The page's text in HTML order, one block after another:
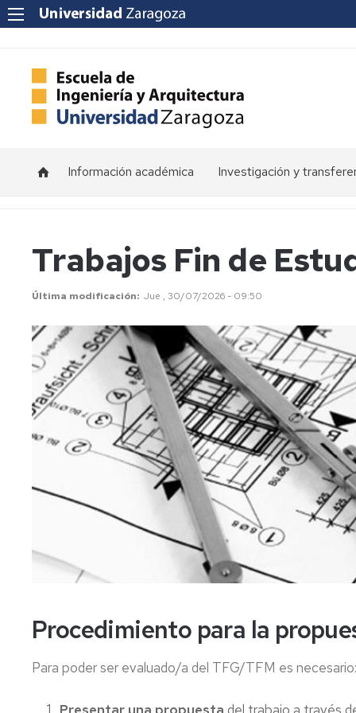
Información académica
Tutorías
Exámenes
Trabajos
Fin
de
Estudios
Trámites
administrativos
Movilidad
Prácticas
Competencias
Actividades
universitarias
Investigación y
Grupos
investigación
Institutos
de
investigación
Divulgación
Cátedras
de
empresa
Emprendimiento
Trabajos Fin de
Última modificación Jue , 30/07/2026 - 09:50
Procedimiento para la
Para poder ser evaluado/a del TFG/TFM es necesario: